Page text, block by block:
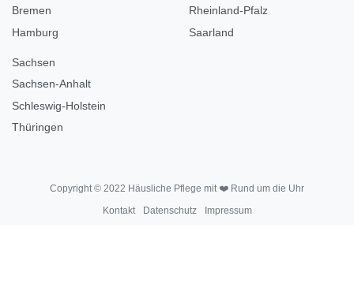
Bremen
Hamburg
Rheinland-Pfalz
Saarland
Sachsen
Sachsen-Anhalt
Schleswig-Holstein
Thüringen
Copyright © 2022 Häusliche Pflege mit ❤️ Rund um die Uhr
Kontakt
Datenschutz Impressum